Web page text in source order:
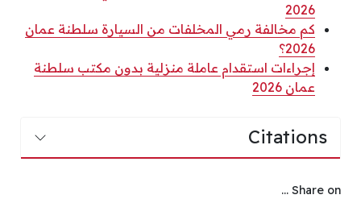
2026
كم مخالفة رمي المخلفات من السيارة سلطنة عمان
2026؟
إجراءات استقدام عاملة منزلية بدون مكتب سلطنة
عمان 2026
Citations
Share on ...